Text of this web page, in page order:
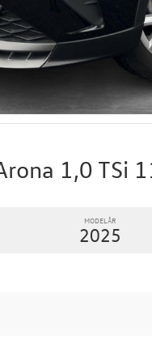
1,0 TSi
MODELÅR
2025